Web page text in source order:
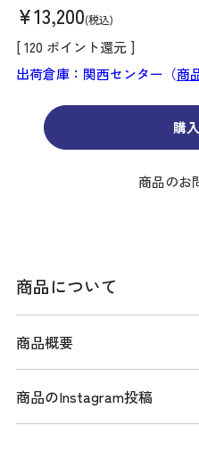
¥13,200 税込
[120 ポイント還元 ]
出荷倉庫：関西センター（商
購
商品のお
商品について
商品概要
商品説明
商品のInstagram投稿